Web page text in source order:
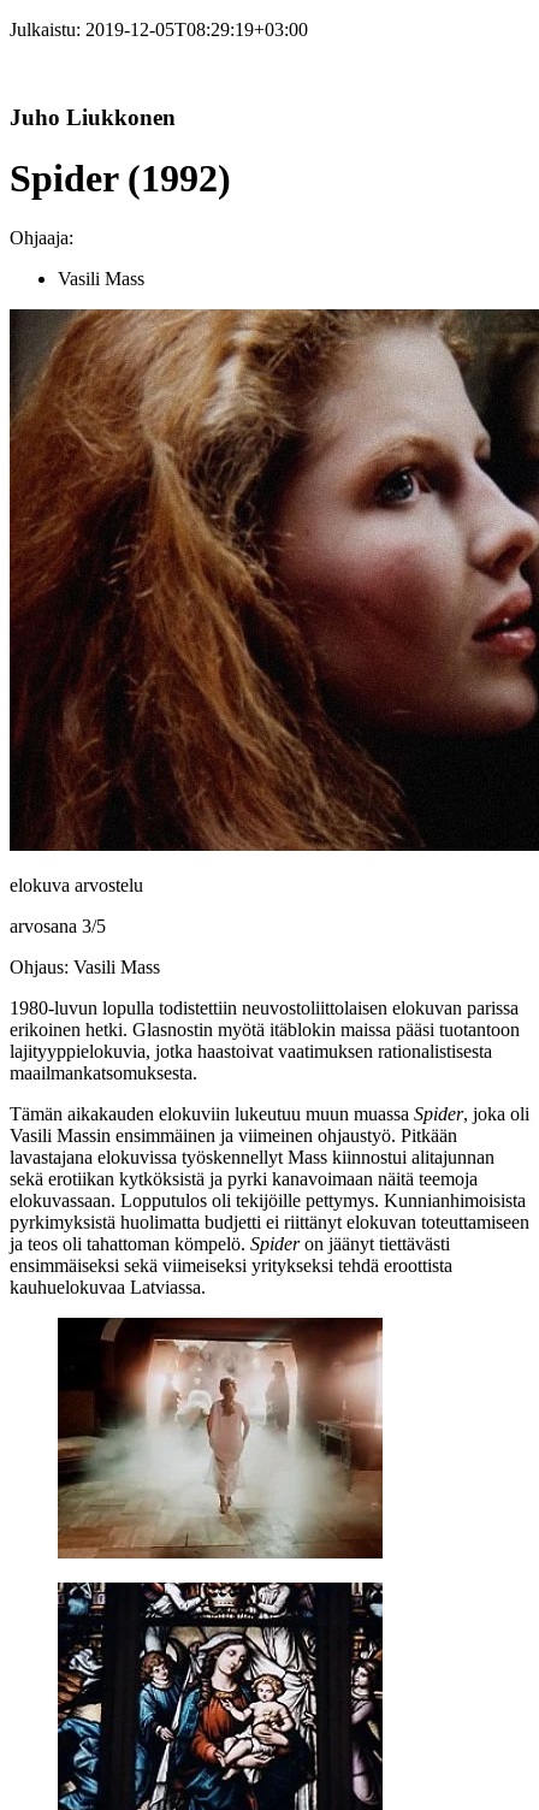
Julkaistu: 2019-12-05T08:29:19+03:00
Juho Liukkonen
Spider (1992)
Ohjaaja:
Vasili Mass
elokuva arvostelu
arvosana 3/5
Ohjaus: Vasili Mass
1980‑luvun lopulla todistettiin neuvostoliittolaisen elokuvan parissa
erikoinen hetki. Glasnostin myötä itäblokin maissa pääsi tuotantoon
lajityyppielokuvia, jotka haastoivat vaatimuksen rationalistisesta
maailmankatsomuksesta.
Tämän aikakauden elokuviin lukeutuu muun muassa Spider, joka oli
Vasili Massin ensimmäinen ja viimeinen ohjaustyö. Pitkään
lavastajana elokuvissa työskennellyt Mass kiinnostui alitajunnan
sekä erotiikan kytköksistä ja pyrki kanavoimaan näitä teemoja
elokuvassaan. Lopputulos oli tekijöille pettymys. Kunnianhimoisista
pyrkimyksistä huolimatta budjetti ei riittänyt elokuvan toteuttamiseen
ja teos oli tahattoman kömpelö. Spideron jäänyt tiettävästi
ensimmäiseksi sekä viimeiseksi yritykseksi tehdä eroottista
kauhuelokuvaa Latviassa.